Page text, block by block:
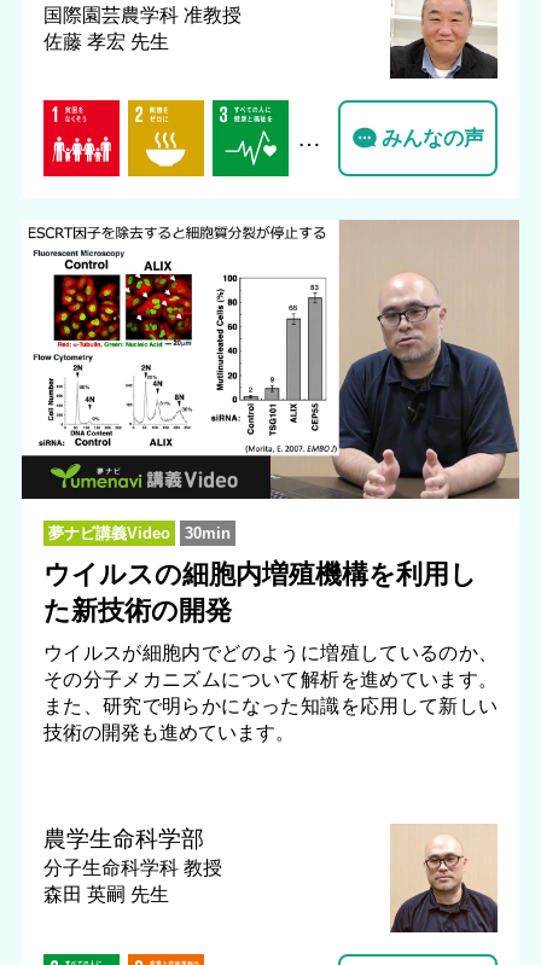
国際園芸農学科 准教授
佐藤 孝宏 先生
… みんなの声
夢ナビ講義Video 30min
ウイルスの細胞内増殖機構を利用し
た新技術の開発
ウイルスが細胞内でどのように増殖しているのか、
その分子メカニズムについて解析を進めています。
また、研究で明らかになった知識を応用して新しい
技術の開発も進めています。
農学生命科学部
分子生命科学科 教授
森田 英嗣 先生